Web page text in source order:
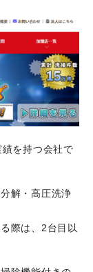
績を持つ会社で
解・高圧洗浄
際は、2台目以